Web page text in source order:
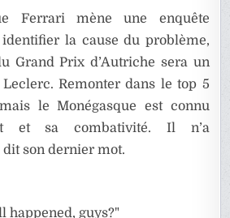
Ferrari mène une enquête
la cause du problème,
Grand Prix d’Autriche sera un
Remonter dans le top 5
le Monégasque est connu
et sa combativité. Il n’a
son dernier mot.
happened, guys?"